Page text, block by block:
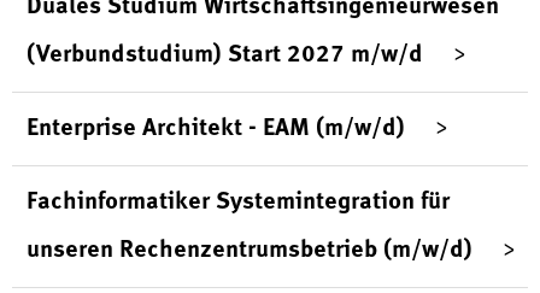
Duales Studium Wirtschaftsingenieurwesen
(Verbundstudium) Start 2027 m/w/d
Enterprise Architekt - EAM (m/w/d)
Fachinformatiker Systemintegration für
unseren Rechenzentrumsbetrieb (m/w/d)